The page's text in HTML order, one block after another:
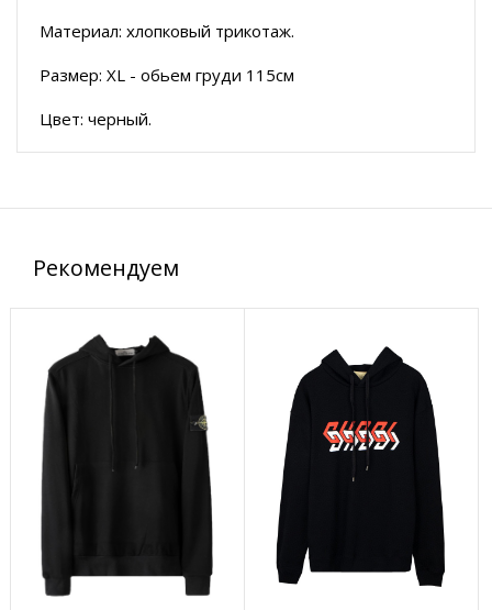
Материал: хлопковый трикотаж.
Размер: XL - обьем груди 115см
Цвет: черный.
Рекомендуем